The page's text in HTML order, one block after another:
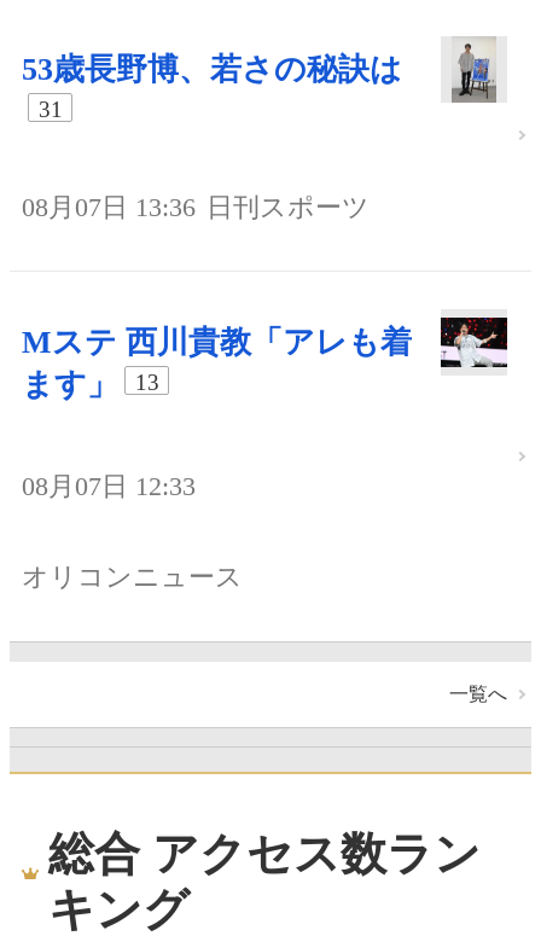
53歳長野博、若さの秘訣は
31
08月07日 13:36 日刊スポーツ
Mステ 西川貴教「アレも着
ます」
13
08月07日 12:33
オリコンニュース
一覧へ
総合 アクセス数ラン
キング